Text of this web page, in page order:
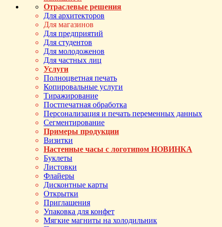
Отраслевые решения
Для архитекторов
Для магазинов
Для предприятий
Для студентов
Для молодоженов
Для частных лиц
Услуги
Полноцветная печать
Копировальные услуги
Тиражирование
Постпечатная обработка
Персонализация и печать переменных данных
Сегментирование
Примеры продукции
Визитки
Настенные часы с логотипом НОВИНКА
Буклеты
Листовки
Флайеры
Дисконтные карты
Открытки
Приглашения
Упаковка для конфет
Мягкие магниты на холодильник